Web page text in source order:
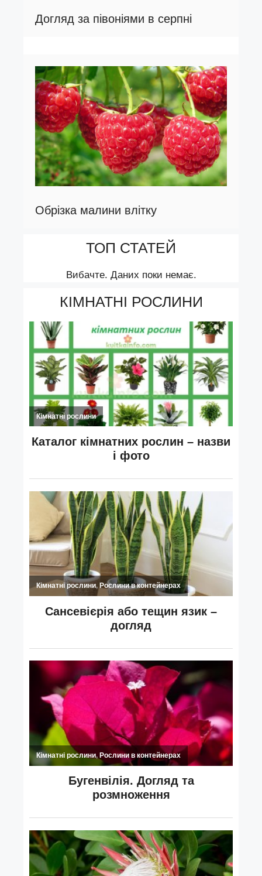
Догляд за півоніями в серпні
Обрізка малини влітку
ТОП СТАТЕЙ
Вибачте. Даних поки немає.
КІМНАТНІ РОСЛИНИ